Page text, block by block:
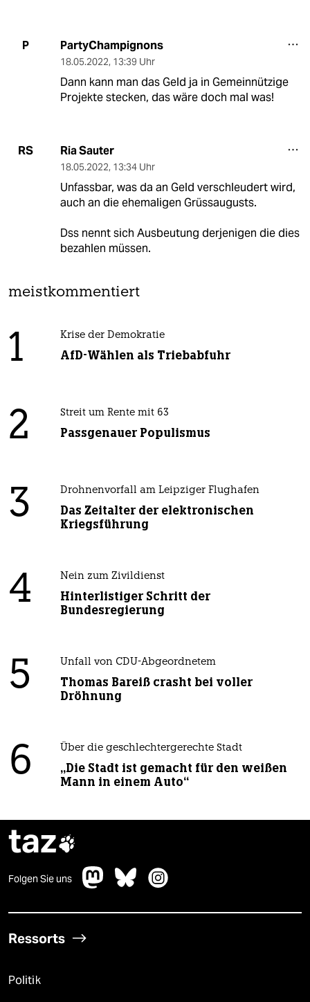
P PartyChampignons
18.05.2022, 13:39 Uhr
Dann kann man das Geld ja in Gemeinnützige
Projekte stecken, das wäre doch mal was!
RS Ria Sauter
18.05.2022, 13:34 Uhr
Unfassbar, was da an Geld verschleudert wird,
auch an die ehemaligen Grüssaugusts.
Dss nennt sich Ausbeutung derjenigen die dies
bezahlen müssen.
meistkommentiert
1 Krise der Demokratie
AfD-Wählen als Triebabfuhr
2 Streit um Rente mit 63
Passgenauer Populismus
3 Drohnenvorfall am Leipziger Flughafen
Das Zeitalter der elektronischen
Kriegsführung
4 Nein zum Zivildienst
Hinterlistiger Schritt der
Bundesregierung
5 Unfall von CDU-Abgeordnetem
Thomas Bareiß crasht bei voller
Dröhnung
6 Über die geschlechtergerechte Stadt
„Die Stadt ist gemacht für den weißen
Mann in einem Auto“
taz
Folgen Sie uns
Ressorts
Politik